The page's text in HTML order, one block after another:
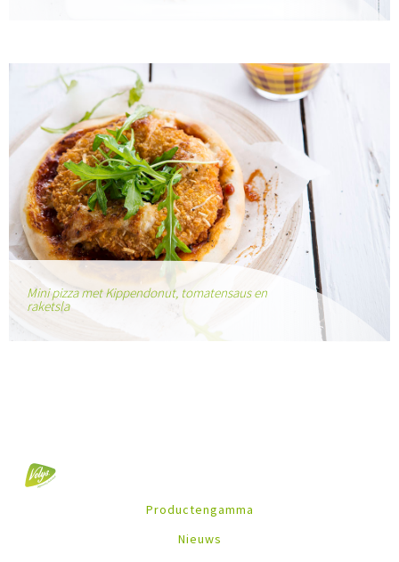
Mini pizza met Kippendonut, tomatensaus en
raketsla
Productengamma
Nieuws